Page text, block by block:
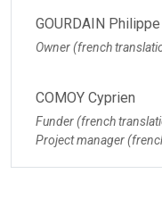
GOURDAIN Philippe
Owner (french
COMOY Cyprien
Funder (french
Project manager